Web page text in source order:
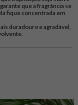
que a fragrância se
fique concentrada em
duradouro e agradável,